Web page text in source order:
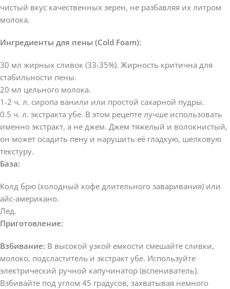
чистый вкус качественных зерен, не разбавляя их литром
молока.
Ингредиенты для пены (Cold Foam):
30 мл жирных сливок (33-35%). Жирность критична для
стабильности пены.
20 мл цельного молока.
1-2 ч. л. сиропа ванили или простой сахарной пудры.
0.5 ч. л. экстракта убе. В этом рецепте лучше использовать
именно экстракт, а не джем. Джем тяжелый и волокнистый,
он может осадить пену и нарушить её гладкую, шелковую
текстуру.
База:
Колд брю (холодный кофе длительного заваривания) или
айс-американо.
Лед.
Приготовление:
Взбивание: В высокой узкой емкости смешайте сливки,
молоко, подсластитель и экстракт убе. Используйте
электрический ручной капучинатор (вспениватель).
Взбивайте под углом 45 градусов, захватывая немного